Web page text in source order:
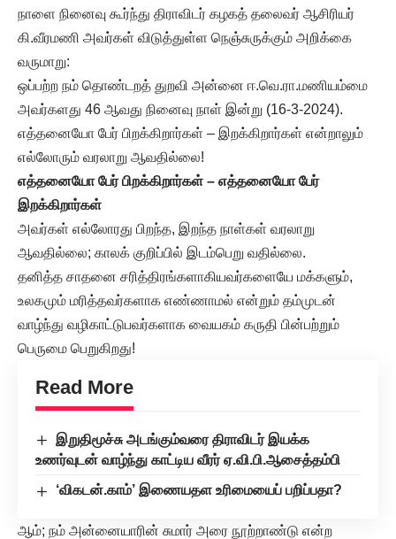
நாளை நினைவு கூர்ந்து திராவிடர் கழகத் தலைவர் ஆசிரியர்
கி.வீரமணி அவர்கள் விடுத்துள்ள நெஞ்சுருக்கும் அறிக்கை
வருமாறு:
ஒப்பற்ற நம் தொண்டறத் துறவி அன்னை ஈ.வெ.ரா.மணியம்மை
அவர்களது 46 ஆவது நினைவு நாள் இன்று (16-3-2024).
எத்தனையோ பேர் பிறக்கிறார்கள் – இறக்கிறார்கள் என்றாலும்
எல்லோரும் வரலாறு ஆவதில்லை!
எத்தனையோ பேர் பிறக்கிறார்கள் – எத்தனையோ பேர்
இறக்கிறார்கள்
அவர்கள் எல்லோரது பிறந்த, இறந்த நாள்கள் வரலாறு
ஆவதில்லை; காலக் குறிப்பில் இடம்பெறு வதில்லை.
தனித்த சாதனை சரித்திரங்களாகியவர்களையே மக்களும்,
உலகமும் மரித்தவர்களாக எண்ணாமல் என்றும் தம்முடன்
வாழ்ந்து வழிகாட்டுபவர்களாக வையகம் கருதி பின்பற்றும்
பெருமை பெறுகிறது!
Read More
இறுதிமூச்சு அடங்கும்வரை திராவிடர் இயக்க
உணர்வுடன் வாழ்ந்து காட்டிய வீரர் ஏ.வி.பி.ஆசைத்தம்பி
‘விகடன்.காம்’ இணையதள உரிமையைப் பறிப்பதா?
ஆம்; நம் அன்னையாரின் சுமார் அரை நூற்றாண்டு என்ற